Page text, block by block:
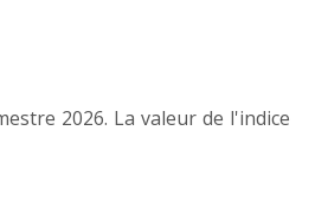
2026. La valeur de l'indice